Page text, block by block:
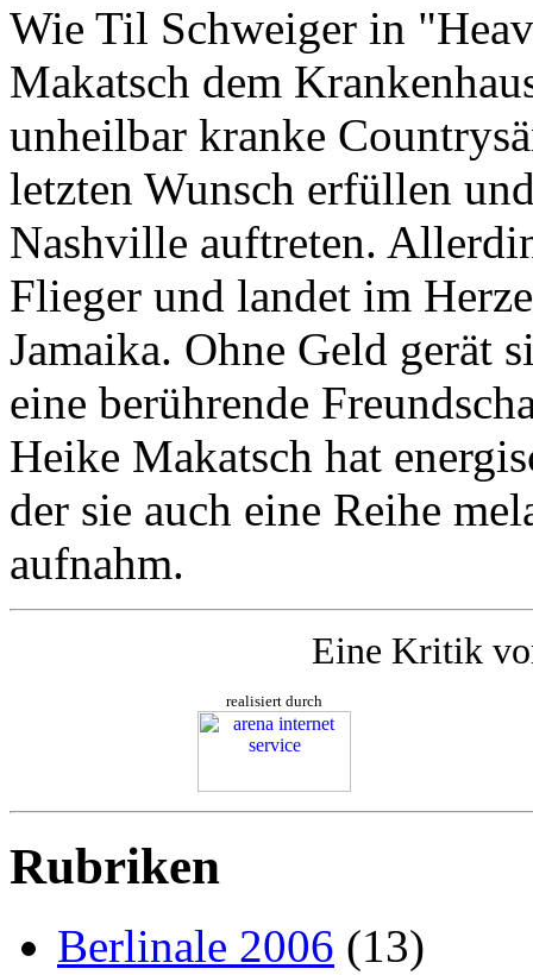
Wie Til Schweiger in
Makatsch dem
unheilbar kranke
letzten Wunsch erfüllen
Nashville auftreten.
Flieger und landet im
Jamaika. Ohne Geld gerät
eine berührende
Heike Makatsch hat
der sie auch eine Reihe
aufnahm.
Eine Kritik
realisiert durch
Rubriken
Berlinale 2006 (13)